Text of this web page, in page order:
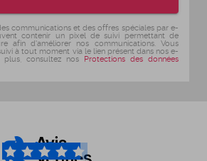
communications et des offres spéciales par e-
contenir un pixel de suivi permettant de
afin d'améliorer nos communications. Vous
à tout moment via le lien présent dans nos e-
plus, consultez nos Protections des données
4.6/5